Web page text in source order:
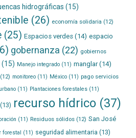
hidrográficas (15)
(26) economía solidaria (12)
(25) Espacios verdes(14) espacio
gobernanza (22) gobiernos
(15) Manejo integrado(11) manglar(14)
monitoreo(11) México(11) pago servicios
(11) Plantaciones forestales(11)
recurso hídrico(37)
(11) Residuos sólidos(12) San José
forestal (11) seguridad alimentaria (13)